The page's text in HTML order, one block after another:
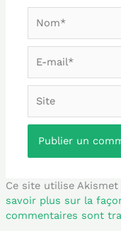
mail*
Ce site utilise
savoir plus sur la
commentaires sont